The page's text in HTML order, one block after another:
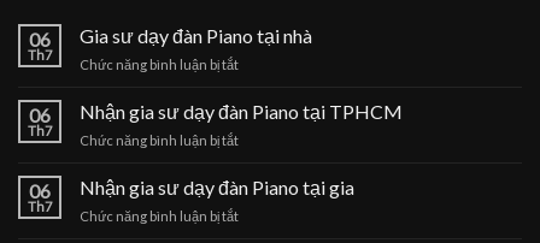
06
Th7
Gia sư dạy đàn Piano tại nhà
Chức năng bình luận bị tắtở
dạy
đàn
tại
06
Th7
Nhận gia sư dạy đàn Piano tại TPHCM
Chức năng bình luận bị tắtở
gia
sư
dạy
06
Th7
Nhận gia sư dạy đàn Piano tại gia
Chức năng bình luận bị tắtở